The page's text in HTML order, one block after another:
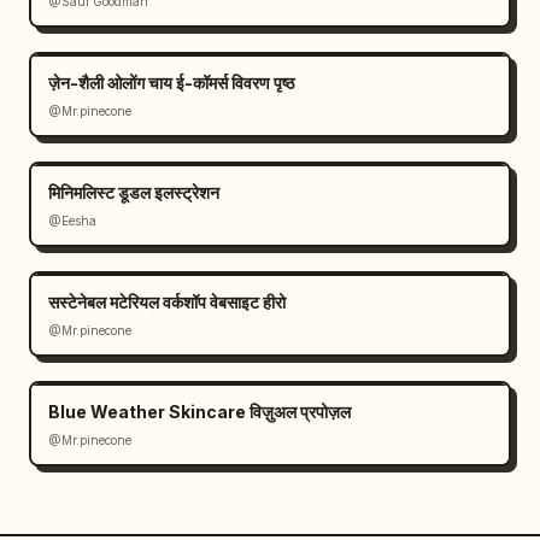
    "visible_icons": ["स्टार्ट", "सर्च बार", "टास्क
व्यू", "फ़ाइल एक्सप्लोरर", "Edge", "Spotify"],
    "system_tray": ["नेटवर्क", "वॉल्यूम", "बैटरी",
"घड़ी जिसमें 08:34 03/04/2024 बज रहा है"]
  }
}
ज़ेन-शैली ओलोंग चाय ई-कॉमर्स विवरण पृष्ठ
@Mr.pinecone
मिनिमलिस्ट डूडल इलस्ट्रेशन
@Eesha
सस्टेनेबल मटेरियल वर्कशॉप वेबसाइट हीरो
@Mr.pinecone
Blue Weather Skincare विज़ुअल प्रपोज़ल
@Mr.pinecone